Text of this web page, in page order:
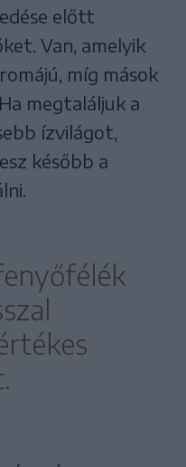
előtt
Van, amelyik
míg mások
megtaláljuk a
ízvilágot,
később a